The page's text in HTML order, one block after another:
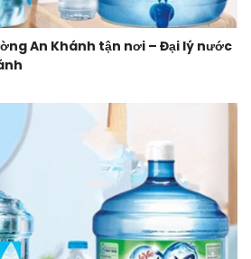
An Khánh tận nơi – Đại lý nước